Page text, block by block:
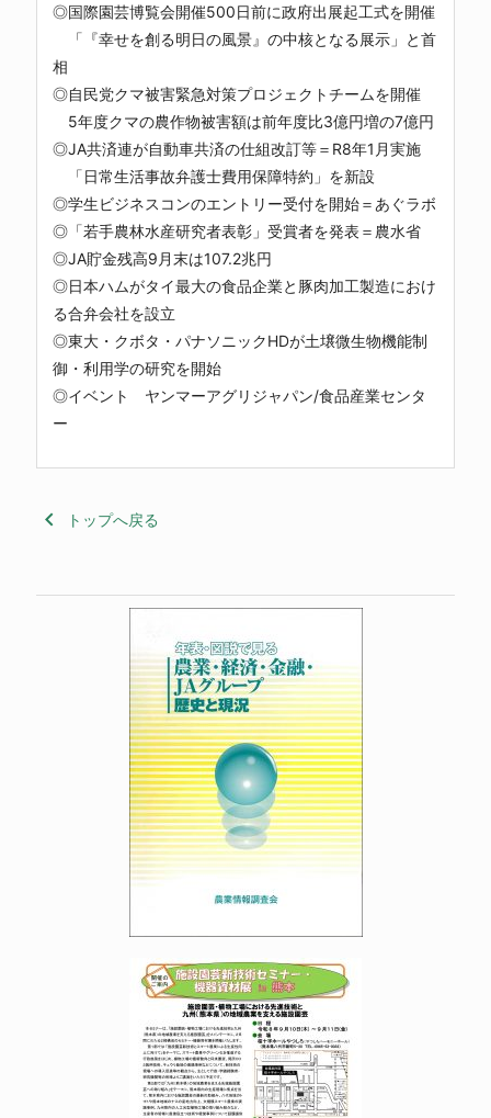
◎国際園芸博覧会開催500日前に政府出展起工式を開催
「『幸せを創る明日の風景』の中核となる展示」と首
相
◎自民党クマ被害緊急対策プロジェクトチームを開催
5年度クマの農作物被害額は前年度比3億円増の7億円
◎JA共済連が自動車共済の仕組改訂等＝R8年1月実施
「日常生活事故弁護士費用保障特約」を新設
◎学生ビジネスコンのエントリー受付を開始＝あぐラボ
◎「若手農林水産研究者表彰」受賞者を発表＝農水省
◎JA貯金残高9月末は107.2兆円
◎日本ハムがタイ最大の食品企業と豚肉加工製造におけ
る合弁会社を設立
◎東大・クボタ・パナソニックHDが土壌微生物機能制
御・利用学の研究を開始
◎イベント ヤンマーアグリジャパン/食品産業センタ
ー
keyboard_arrow_left トップへ戻る